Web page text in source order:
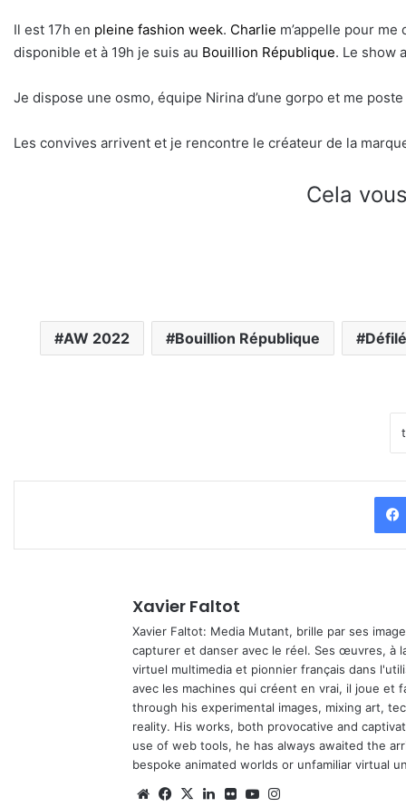
Il est 17h en pleine fashion week. Charlie m’appelle pour
disponible et à 19h je suis au Bouillion République. Le show
Je dispose une osmo, équipe Nirina d’une gorpo et me
Les convives arrivent et je rencontre le créateur de la
Cela
AW 2022 Bouillion République Défilé
Xavier Faltot
Xavier Faltot: Media Mutant, brille par ses
capturer et danser avec le réel. Ses œuvres, à
virtuel multimedia et pionnier français dans
avec les machines qui créent en vrai, il joue et
through his experimental images, mixing art,
reality. His works, both provocative and
use of web tools, he has always awaited the
bespoke animated worlds or unfamiliar virtual
WebsiteFacebook
X Linkedin
FlickrYouTube